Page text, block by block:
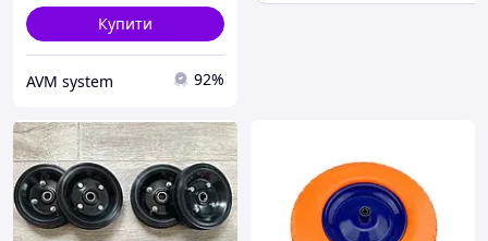
Купити
AVM system 92%